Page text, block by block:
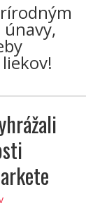
únavy,